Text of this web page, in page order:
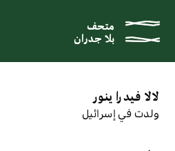
متحف
بلا جدران
متحف
بلا جدران
لالا فيدرا ينور
ولدت في إسرائيل